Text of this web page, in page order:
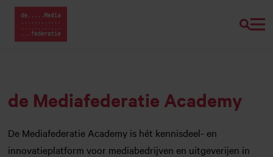
NaarHome van Mediafederatie
de Mediafederatie Academy
De Mediafederatie Academy is hét kennisdeel- en
innovatieplatform voor mediabedrijven en uitgeverijen in